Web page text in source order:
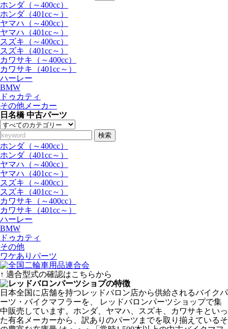
ホンダ（～400cc）
ホンダ（401cc～）
ヤマハ（～400cc）
ヤマハ（401cc～）
スズキ（～400cc）
スズキ（401cc～）
カワサキ（～400cc）
カワサキ（401cc～）
ハーレー
BMW
ドゥカティ
その他メーカー
日名橋 中古パーツ
検索
ホンダ（～400cc）
ホンダ（401cc～）
ヤマハ（～400cc）
ヤマハ（401cc～）
スズキ（～400cc）
スズキ（401cc～）
カワサキ（～400cc）
カワサキ（401cc～）
ハーレー
BMW
ドゥカティ
その他
ワケありパーツ
↑ 適合型式の確認はこちらから
日本全国に店舗を持つレッドバロン店から供給されるバイクパ
ーツ・バイクマフラーを、 レッドバロンパーツショップで集
中販売しています。ホンダ、ヤマハ、スズキ、カワサキといっ
た有名メーカーから、訳ありのパーツまでを取り揃えているそ